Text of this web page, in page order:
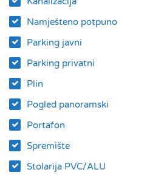
Namješteno potpuno
Parking javni
Parking privatni
Plin
Pogled panoramski
Portafon
Spremište
Stolarija PVC/ALU